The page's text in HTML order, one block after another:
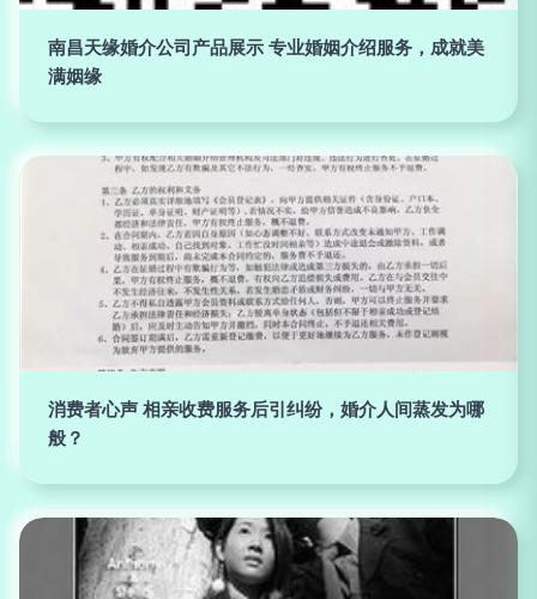
南昌天缘婚介公司产品展示 专业婚姻介绍服务，成就美
满姻缘
消费者心声 相亲收费服务后引纠纷，婚介人间蒸发为哪
般？